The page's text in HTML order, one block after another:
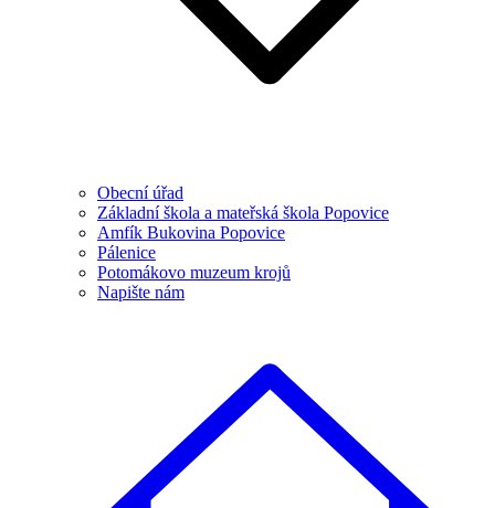
Obecní úřad
Základní škola a mateřská škola Popovice
Amfík Bukovina Popovice
Pálenice
Potomákovo muzeum krojů
Napište nám